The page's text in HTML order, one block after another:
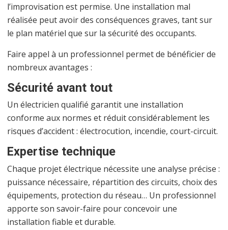
l’improvisation est permise. Une installation mal
réalisée peut avoir des conséquences graves, tant sur
le plan matériel que sur la sécurité des occupants.
Faire appel à un professionnel permet de bénéficier de
nombreux avantages :
Sécurité avant tout
Un électricien qualifié garantit une installation
conforme aux normes et réduit considérablement les
risques d’accident : électrocution, incendie, court-circuit.
Expertise technique
Chaque projet électrique nécessite une analyse précise :
puissance nécessaire, répartition des circuits, choix des
équipements, protection du réseau… Un professionnel
apporte son savoir-faire pour concevoir une
installation fiable et durable.